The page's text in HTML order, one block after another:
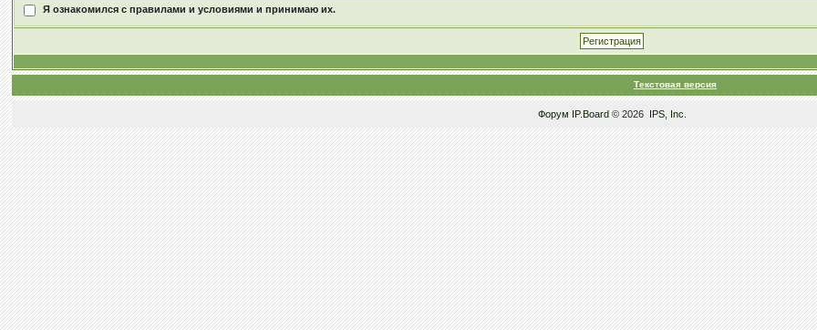
Я ознакомился с правилами и условиями и принимаю их.
Текстовая версия
Форум IP.Board © 2026 IPS, Inc